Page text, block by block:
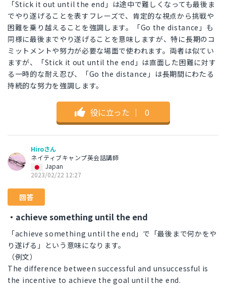
「Stick it out until the end」は途中で難しくなっても最後ま
でやり遂げることを表すフレーズで、肯定的な視点から挑戦や
困難を乗り越えることを強調します。「Go the distance」も
同様に最後までやり遂げることを意味しますが、特に長期のコ
ミットメントや努力が必要な場面で使われます。両者は似てい
ますが、「Stick it out until the end」は直面した困難に対す
る一時的な耐え忍び、「Go the distance」は長期間にわたる
持続的な努力を強調します。
役に立った ｜ 0
Hiroさん
ネイティブキャンプ英会話講師
Japan
2023/02/22 12:27
回答
・achieve something until the end
「achieve something until the end」で「最後まで何かをや
り遂げる」という意味になります。
（例文）
The difference between successful and unsuccessful is
the incentive to achieve the goal until the end.